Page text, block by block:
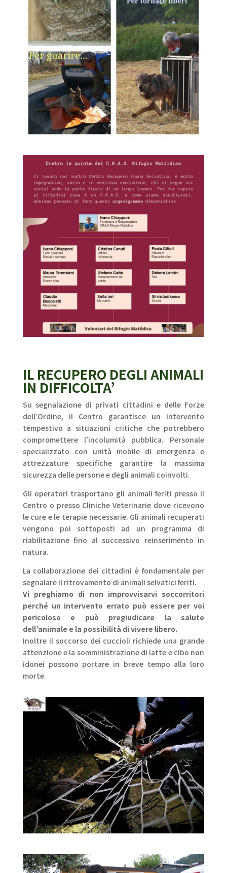
IL RECUPERO DEGLI ANIMALI
IN DIFFICOLTA’
Su segnalazione di privati cittadini e delle Forze
dell’Ordine, il Centro garantisce un intervento
tempestivo a situazioni critiche che potrebbero
compromettere l’incolumità pubblica. Personale
specializzato con unità mobile di emergenza e
attrezzature specifiche garantire la massima
sicurezza delle persone e degli animali coinvolti.
Gli operatori trasportano gli animali feriti presso il
Centro o presso Cliniche Veterinarie dove ricevono
le cure e le terapie necessarie. Gli animali recuperati
vengono poi sottoposti ad un programma di
riabilitazione fino al successivo reinserimento in
natura.
La collaborazione dei cittadini è fondamentale per
segnalare il ritrovamento di animali selvatici feriti.
Vi preghiamo di non improvvisarvi soccorritori
perché un intervento errato può essere per voi
pericoloso e può pregiudicare la salute
dell’animale e la possibilità di vivere libero.
Inoltre il soccorso dei cuccioli richiede una grande
attenzione e la somministrazione di latte e cibo non
idonei possono portare in breve tempo alla loro
morte.